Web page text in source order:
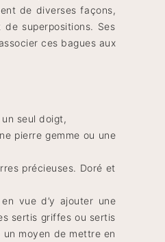
de diverses façons,
superpositions. Ses
ces bagues aux
seul doigt,
pierre gemme ou une
précieuses. Doré et
vue d’y ajouter une
sertis griffes ou sertis
un moyen de mettre en